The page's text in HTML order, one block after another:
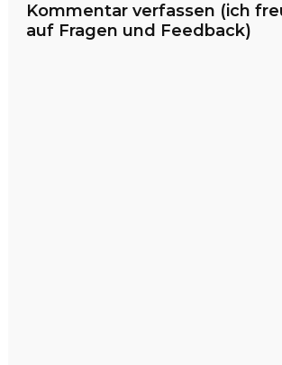
Kommentar verfassen (ich
auf Fragen und Feedback)